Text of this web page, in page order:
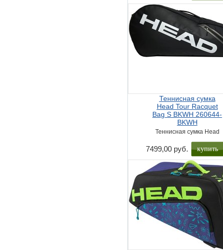
Теннисная сумка
Head Tour Racquet
Bag S BKWH 260644-
BKWH
Теннисная сумка Head
7499,00 руб. купить